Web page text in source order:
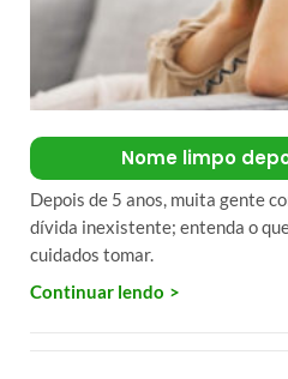
Nome limpo
Depois de 5 anos, muita gente
dívida inexistente; entenda o
cuidados tomar.
Continuar lendo